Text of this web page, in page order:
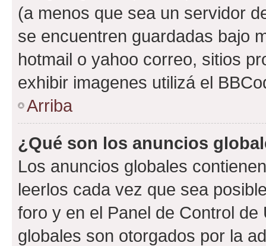
(a menos que sea un servidor
se encuentren guardadas bajo
hotmail o yahoo correo, sitios
exhibir imagenes utilizá el
Arriba
¿Qué son los anuncios
Los anuncios globales
leerlos cada vez que sea
foro y en el Panel de Control
globales son otorgados por la